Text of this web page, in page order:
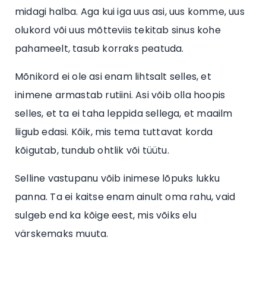
midagi halba. Aga kui iga uus asi, uus komme, uus
olukord või uus mõtteviis tekitab sinus kohe
pahameelt, tasub korraks peatuda.
Mõnikord ei ole asi enam lihtsalt selles, et
inimene armastab rutiini. Asi võib olla hoopis
selles, et ta ei taha leppida sellega, et maailm
liigub edasi. Kõik, mis tema tuttavat korda
kõigutab, tundub ohtlik või tüütu.
Selline vastupanu võib inimese lõpuks lukku
panna. Ta ei kaitse enam ainult oma rahu, vaid
sulgeb end ka kõige eest, mis võiks elu
värskemaks muuta.